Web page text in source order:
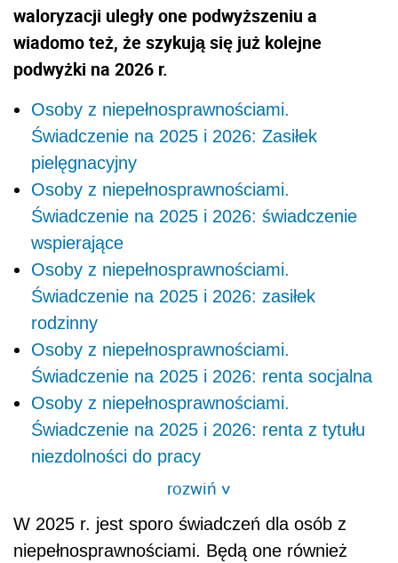
waloryzacji uległy one podwyższeniu a
wiadomo też, że szykują się już kolejne
podwyżki na 2026 r.
Osoby z niepełnosprawnościami.
Świadczenie na 2025 i 2026: Zasiłek
pielęgnacyjny
Osoby z niepełnosprawnościami.
Świadczenie na 2025 i 2026: świadczenie
wspierające
Osoby z niepełnosprawnościami.
Świadczenie na 2025 i 2026: zasiłek
rodzinny
Osoby z niepełnosprawnościami.
Świadczenie na 2025 i 2026: renta socjalna
Osoby z niepełnosprawnościami.
Świadczenie na 2025 i 2026: renta z tytułu
niezdolności do pracy
rozwiń>
W 2025 r. jest sporo świadczeń dla osób z
niepełnosprawnościami. Będą one również